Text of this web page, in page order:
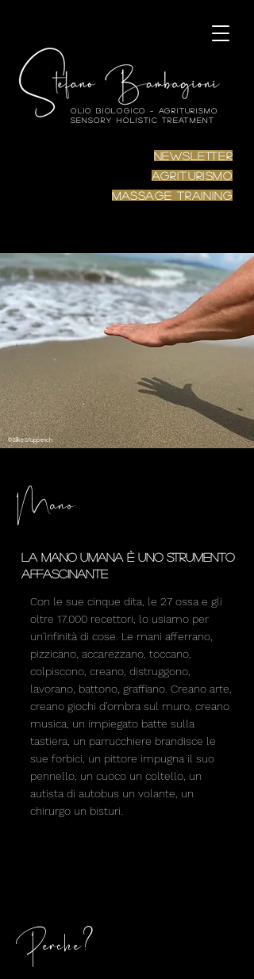
Olio biologico – Agriturismo
Sensory Holistic Treatment
Newsletter
Agriturismo
Massage Training
© Silke Stupperich
Mano
La mano umana è uno strumento
affascinante
Con le sue cinque dita, le 27 ossa e gli
oltre 17.000 recettori, lo usiamo per
un'infinità di cose. Le mani afferrano,
pizzicano, accarezzano, toccano,
colpiscono, creano, distruggono,
lavorano, battono, graffiano. Creano arte,
creano giochi d'ombra sul muro, creano
musica, un impiegato batte sulla
tastiera, un parrucchiere brandisce le
sue forbici, un pittore impugna il suo
pennello, un cuoco un coltello, un
autista di autobus un volante, un
chirurgo un bisturi.
Perché?